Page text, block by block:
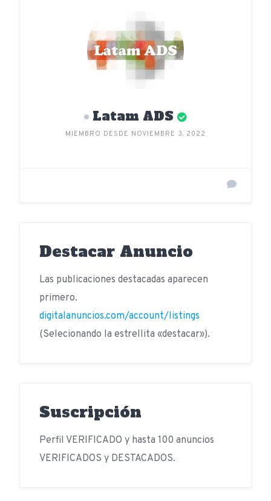
Latam ADS
MIEMBRO DESDE NOVIEMBRE 3, 2022
Destacar Anuncio
Las publicaciones destacadas aparecen
primero.
digitalanuncios.com/account/listings
(Selecionando la estrellita «destacar»).
Suscripción
Perfil VERIFICADO y hasta 100 anuncios
VERIFICADOS y DESTACADOS.